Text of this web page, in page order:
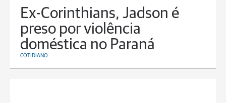
Ex-Corinthians, Jadson é
preso por violência
doméstica no Paraná
COTIDIANO